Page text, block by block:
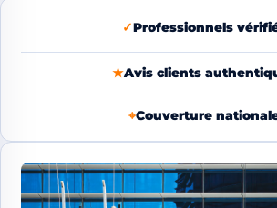
✓Professionnels
★Avis clients
⌖Couverture